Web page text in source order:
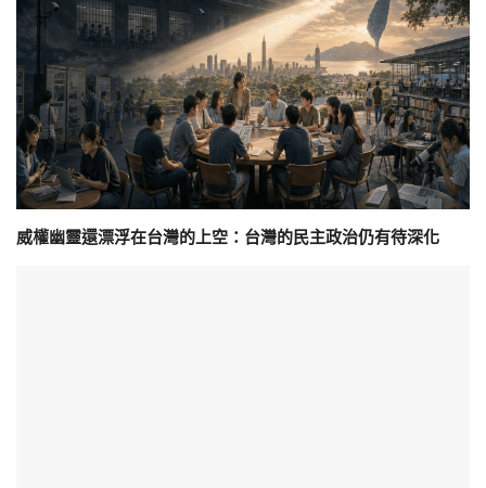
威權幽靈還漂浮在台灣的上空：台灣的民主政治仍有待深化